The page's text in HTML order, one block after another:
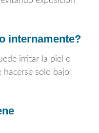
internamente?
irritar la piel o
hacerse solo bajo